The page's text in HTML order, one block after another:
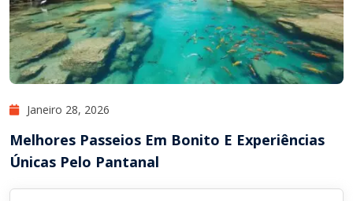
Janeiro 28, 2026
Melhores Passeios Em Bonito E Experiências
Únicas Pelo Pantanal